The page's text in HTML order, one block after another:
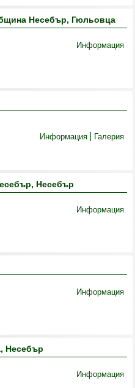
Несебър, Гюльовца
Информация
Информация
Галерия
Несебър
Информация
Информация
Несебър
Информация